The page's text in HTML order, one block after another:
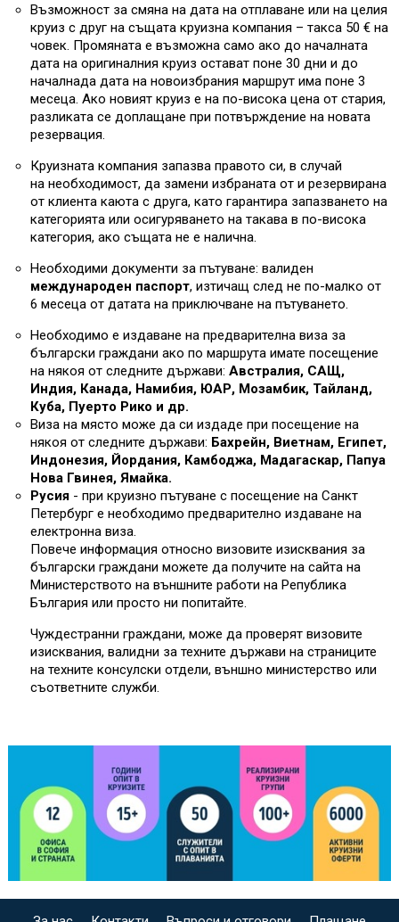
Възможност за смяна на дата на отплаване или на целия
круиз с друг на същата круизна компания – такса 50 € на
човек. Промяната е възможна само ако до началната
дата на оригиналния круиз остават поне 30 дни и до
началнада дата на новоизбрания маршрут има поне 3
месеца. Ако новият круиз е на по-висока цена от стария,
разликата се доплащане при потвърждение на новата
резервация.
Круизната компания запазва правото си, в случай
на необходимост, да замени избраната от и резервирана
от клиента каюта с друга, като гарантира запазването на
категорията или осигуряването на такава в по-висока
категория, ако същата не е налична.
Необходими документи за пътуване: валиден
международен паспорт, изтичащ след не по-малко от
6 месеца от датата на приключване на пътуването.
Необходимо е издаване на предварителна виза за
български граждани ако по маршрута имате посещение
на някоя от следните държави: Австралия, САЩ,
Индия, Канада, Намибия, ЮАР, Мозамбик, Тайланд,
Куба, Пуерто Рико и др.
Виза на място може да си издаде при посещение на
някоя от следните държави: Бахрейн, Виетнам, Египет,
Индонезия, Йордания, Камбоджа, Мадагаскар, Папуа
Нова Гвинея, Ямайка.
Русия - при круизно пътуване с посещение на Санкт
Петербург е необходимо предварително издаване на
електронна виза.
Повече информация относно визовите изисквания за
български граждани можете да получите на сайта на
Министерството на външните работи на Република
България или просто ни попитайте.
Чуждестранни граждани, може да проверят визовите
изисквания, валидни за техните държави на страниците
на техните консулски отдели, външно министерство или
съответните служби.